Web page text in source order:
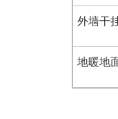
外墙干
地暖地